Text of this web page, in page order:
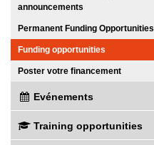
announcements
Permanent Funding Opportunities
Funding opportunities
Poster votre financement
Evénements
Training opportunities